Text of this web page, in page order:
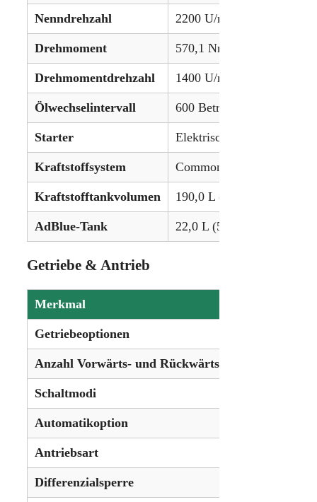
Nenndrehzahl 2200 U/min
Drehmoment 570,1 Nm (420.4 lb-ft)
Drehmomentdrehzahl 1400 U/min
Ölwechselintervall 600 Betriebsstunden
Starter Elektrisch
Kraftstoffsystem Common-Rail-Einspritzung
Kraftstofftankvolumen 190,0 L (50.2 gal)
AdBlue-Tank 22,0 L (5.8 gal)
Getriebe & Antrieb
Merkmal
Getriebeoptionen
Anzahl Vorwärts- und Rückwärtsgänge
Schaltmodi
Automatikoption
Antriebsart
Differenzialsperre